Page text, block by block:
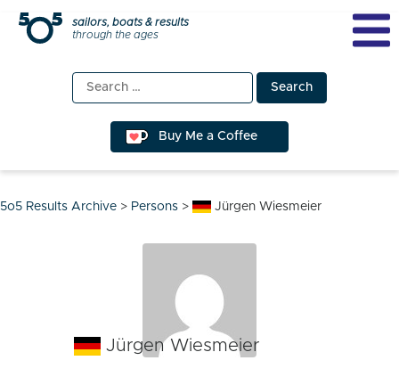
Skip
sailors, boats & results
through the ages
Search
for:
Buy Me a Coffee
5o5 Results Archive > Persons > Jürgen Wiesmeier
Jürgen Wiesmeier